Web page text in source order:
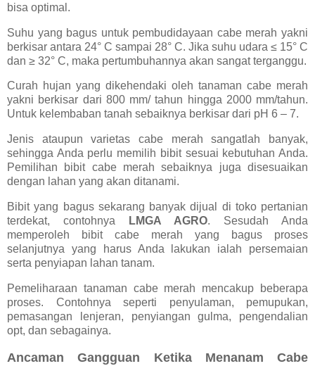
bisa optimal.
Suhu yang bagus untuk pembudidayaan cabe merah yakni
berkisar antara 24° C sampai 28° C. Jika suhu udara ≤ 15° C
dan ≥ 32° C, maka pertumbuhannya akan sangat terganggu.
Curah hujan yang dikehendaki oleh tanaman cabe merah
yakni berkisar dari 800 mm/ tahun hingga 2000 mm/tahun.
Untuk kelembaban tanah sebaiknya berkisar dari pH 6 – 7.
Jenis ataupun varietas cabe merah sangatlah banyak,
sehingga Anda perlu memilih bibit sesuai kebutuhan Anda.
Pemilihan bibit cabe merah sebaiknya juga disesuaikan
dengan lahan yang akan ditanami.
Bibit yang bagus sekarang banyak dijual di toko pertanian
terdekat, contohnya
LMGA AGRO. Sesudah Anda
memperoleh bibit cabe merah yang bagus proses
selanjutnya yang harus Anda lakukan ialah persemaian
serta penyiapan lahan tanam.
Pemeliharaan tanaman cabe merah mencakup beberapa
proses. Contohnya seperti penyulaman, pemupukan,
pemasangan lenjeran, penyiangan gulma, pengendalian
opt, dan sebagainya.
Ancaman Gangguan Ketika Menanam Cabe